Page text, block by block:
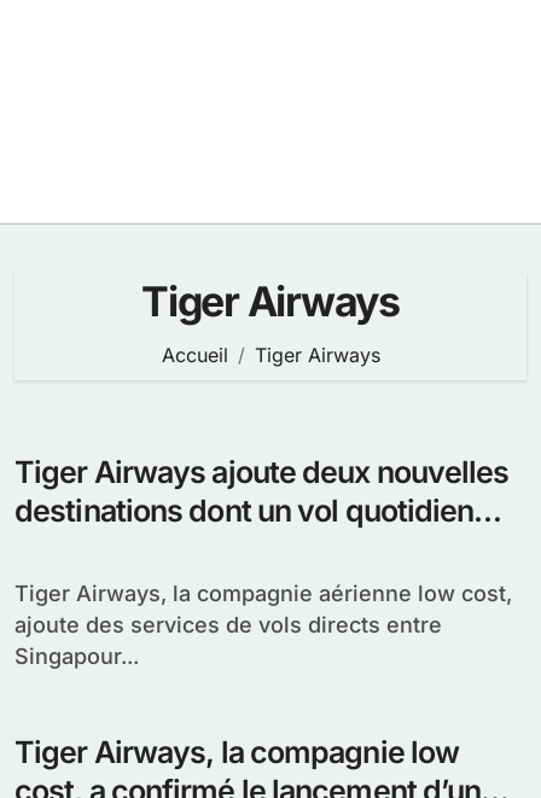
Tiger Airways
Accueil Tiger Airways
Tiger Airways ajoute deux nouvelles
destinations dont un vol quotidien
Tiger Airways, la compagnie aérienne low cost,
ajoute des services de vols directs entre
Singapour...
Tiger Airways, la compagnie low